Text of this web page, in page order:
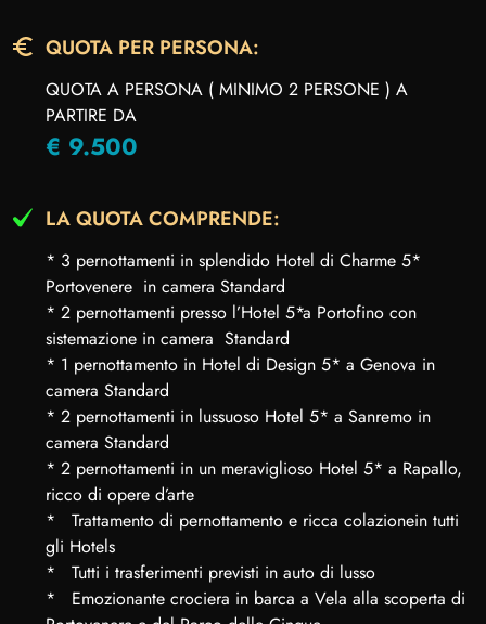
QUOTA PER PERSONA:
QUOTA A PERSONA ( MINIMO 2 PERSONE ) A
PARTIRE DA
€ 9.500
LA QUOTA COMPRENDE:
* 3 pernottamenti in splendido Hotel di Charme 5*
Portovenere in camera Standard
* 2 pernottamenti presso l’Hotel 5*a Portofino con
sistemazione in camera Standard
* 1 pernottamento in Hotel di Design 5* a Genova in
camera Standard
* 2 pernottamenti in lussuoso Hotel 5* a Sanremo in
camera Standard
* 2 pernottamenti in un meraviglioso Hotel 5* a Rapallo,
ricco di opere d’arte
* Trattamento di pernottamento e ricca colazionein tutti
gli Hotels
* Tutti i trasferimenti previsti in auto di lusso
* Emozionante crociera in barca a Vela alla scoperta di